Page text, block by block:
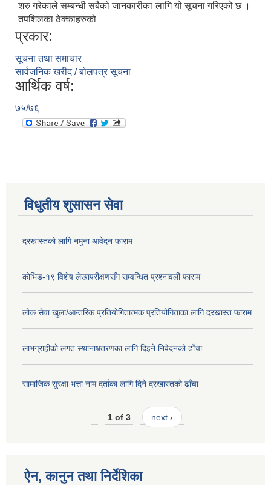
शरु गरेकाले सम्बन्धी सबैको जानकारीका लागि यो सूचना गरिएको छ ।
तपशिलका ठेक्काहरुको
प्रकार:
सूचना तथा समाचार
सार्वजनिक खरीद / बोलपत्र सूचना
आर्थिक वर्ष:
७५/७६
विधुतीय शुसासन सेवा
दरखास्तको लागि नमुना आवेदन फाराम
कोभिड-१९ विशेष लेखापरीक्षणसँग सम्वन्धित प्रश्नावली फाराम
लोक सेवा खुला/आन्तरिक प्रतियोगितात्मक प्रतियोगिताका लागि दरखास्त फाराम
लाभग्राहीको लगत स्थानाधतरणका लागि दिइने निवेदनको ढाँचा
सामाजिक सुरक्षा भत्ता नाम दर्ताका लागि दिने दरखास्तको ढाँचा
1 of 3 next ›
ऐन, कानुन तथा निर्देशिका